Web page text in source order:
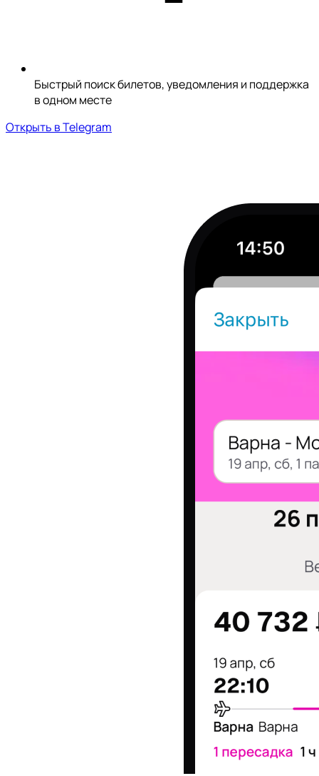
Быстрый поиск билетов, уведомления и поддержка
в одном месте
Открыть в Telegram